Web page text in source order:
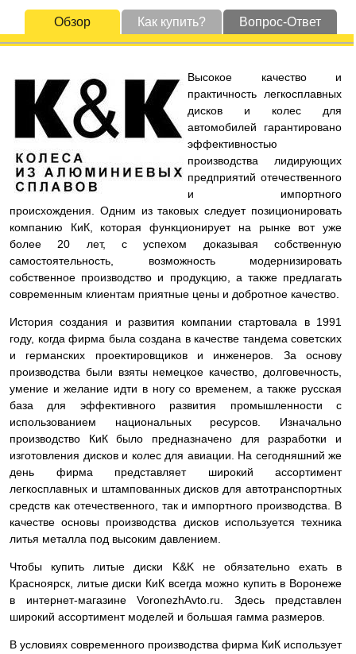
Обзор Как купить? Вопрос-Ответ
Высокое качество и
практичность легкосплавных
дисков и колес для
автомобилей гарантировано
эффективностью
производства лидирующих
предприятий отечественного
и импортного
происхождения. Одним из таковых следует позиционировать
компанию КиК, которая функционирует на рынке вот уже
более 20 лет, с успехом доказывая собственную
самостоятельность, возможность модернизировать
собственное производство и продукцию, а также предлагать
современным клиентам приятные цены и добротное качество.
История создания и развития компании стартовала в 1991
году, когда фирма была создана в качестве тандема советских
и германских проектировщиков и инженеров. За основу
производства были взяты немецкое качество, долговечность,
умение и желание идти в ногу со временем, а также русская
база для эффективного развития промышленности с
использованием национальных ресурсов. Изначально
производство КиК было предназначено для разработки и
изготовления дисков и колес для авиации. На сегодняшний же
день фирма представляет широкий ассортимент
легкосплавных и штампованных дисков для автотранспортных
средств как отечественного, так и импортного производства. В
качестве основы производства дисков используется техника
литья металла под высоким давлением.
Чтобы купить литые диски K&K не обязательно ехать в
Красноярск, литые диски КиК всегда можно купить в Воронеже
в интернет-магазине VoronezhAvto.ru. Здесь представлен
широкий ассортимент моделей и большая гамма размеров.
В условиях современного производства фирма КиК использует